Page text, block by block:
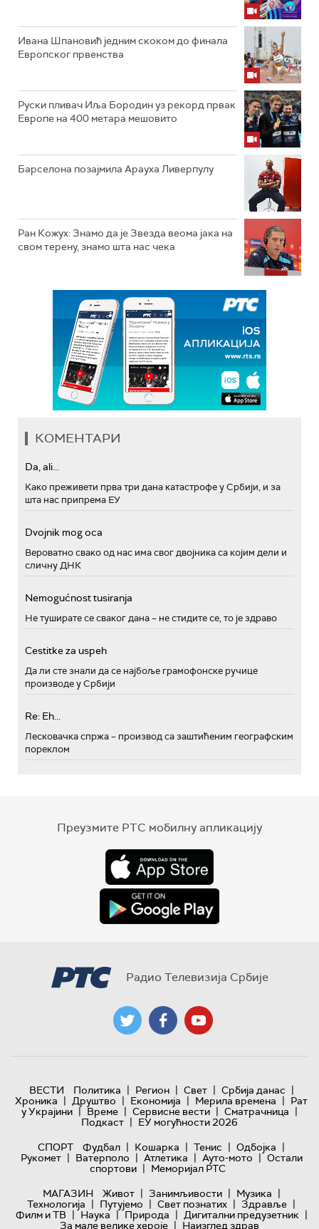
Ивана Шпановић једним скоком до финала
Европског првенства
Руски пливач Иља Бородин уз рекорд првак
Европе на 400 метара мешовито
Барселона позајмила Арауха Ливерпулу
Ран Кожух: Знамо да је Звезда веома јака на
свом терену, знамо шта нас чека
КОМЕНТАРИ
Da, ali...
Како преживети прва три дана катастрофе у Србији, и за
шта нас припрема ЕУ
Dvojnik mog oca
Вероватно свако од нас има свог двојника са којим дели и
сличну ДНК
Nemogućnost tusiranja
Не туширате се сваког дана – не стидите се, то је здраво
Cestitke za uspeh
Да ли сте знали да се најбоље грамофонске ручице
производе у Србији
Re: Eh...
Лесковачка спржа – производ са заштићеним географским
пореклом
Преузмите РТС мобилну апликацију
Радио Телевизија Србије
ВЕСТИ Политика | Регион | Свет | Србија данас |
Хроника | Друштво | Економија | Мерила времена | Рат
у Украјини | Време | Сервисне вести | Сматрачница |
Подкаст | ЕУ могућности 2026
СПОРТ
Фудбал | Кошарка | Тенис | Одбојка |
Рукомет | Ватерполо | Атлетика | Ауто-мото | Остали
спортови | Меморијал РТС
МАГАЗИН
Живот | Занимљивости | Музика |
Технологијa | Путујемо | Свет познатих | Здравље |
Филм и ТВ | Наука | Природа | Дигитални предузетник |
За мале велике хероје | Наизглед здрав